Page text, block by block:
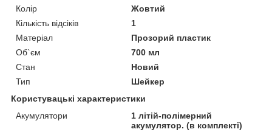
Колір
Жовтий
Кількість відсіків
1
Матеріал
Прозорий пластик
Об`єм
700 мл
Стан
Новий
Тип
Шейкер
Користувацькі характеристики
Акумулятори
1 літій-полімерний
акумулятор. (в комплекті)